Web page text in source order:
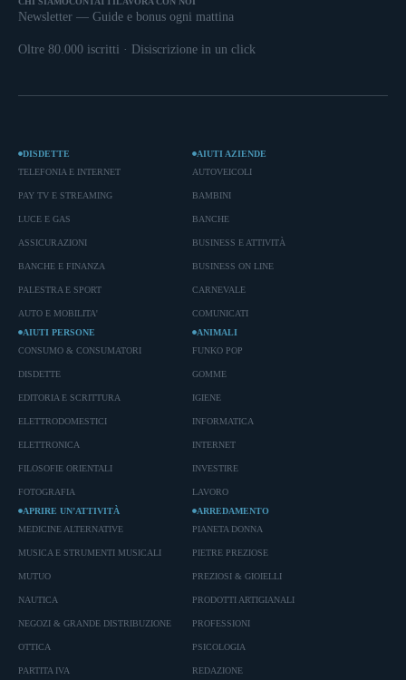
Newsletter — Guide e bonus ogni mattina
Oltre 80.000 iscritti · Disiscrizione in un click
DISDETTE
TELEFONIA E INTERNET
PAY TV E STREAMING
LUCE E GAS
ASSICURAZIONI
BANCHE E FINANZA
PALESTRA E SPORT
AUTO E MOBILITA'
AIUTI AZIENDE
AUTOVEICOLI
BAMBINI
BANCHE
BUSINESS E ATTIVITÀ
BUSINESS ON LINE
CARNEVALE
COMUNICATI
AIUTI PERSONE
CONSUMO & CONSUMATORI
DISDETTE
EDITORIA E SCRITTURA
ELETTRODOMESTICI
ELETTRONICA
FILOSOFIE ORIENTALI
FOTOGRAFIA
ANIMALI
FUNKO POP
GOMME
IGIENE
INFORMATICA
INTERNET
INVESTIRE
LAVORO
APRIRE UN’ATTIVITÀ
MEDICINE ALTERNATIVE
MUSICA E STRUMENTI MUSICALI
MUTUO
NAUTICA
NEGOZI & GRANDE DISTRIBUZIONE
OTTICA
PARTITA IVA
ARREDAMENTO
PIANETA DONNA
PIETRE PREZIOSE
PREZIOSI & GIOIELLI
PRODOTTI ARTIGIANALI
PROFESSIONI
PSICOLOGIA
REDAZIONE